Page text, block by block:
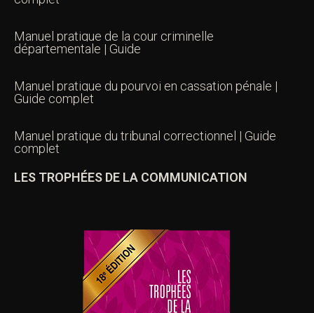
Manuel pratique de la cour criminelle
départementale | Guide
Manuel pratique du pourvoi en cassation pénale |
Guide complet
Manuel pratique du tribunal correctionnel | Guide
complet
LES TROPHÉES DE LA COMMUNICATION